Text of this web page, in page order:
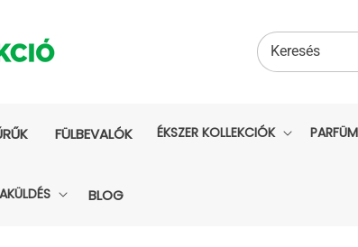
Keresés
FÜLBEVALÓK ÉKSZER KOLLEKCIÓK
BLOG